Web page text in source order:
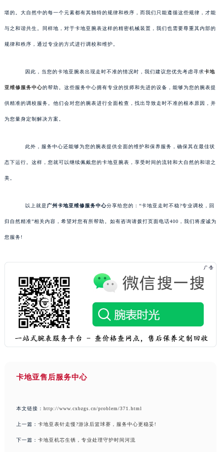
堪的。大自然中的每一个元素都有其独特的规律和秩序，而我们只能遵循这些规律，才能
与之和谐共生。同样地，对于卡地亚腕表这样的精密机械装置，我们也需要尊重其内部的
规律和秩序，通过专业的方式进行调校和维护。
因此，当您的卡地亚腕表出现走时不准的情况时，我们建议您优先考虑寻求卡地
亚维修服务中心的帮助。这些服务中心拥有专业的技师和先进的设备，能够为您的腕表提
供精准的调校服务。他们会对您的腕表进行全面检查，找出导致走时不准的根本原因，并
为您量身定制解决方案。
此外，服务中心还能够为您的腕表提供全面的维护和保养服务，确保其在最佳状
态下运行。这样，您就可以继续佩戴您的卡地亚腕表，享受时间的流转和大自然的和谐之
美。
以上就是 广州卡地亚维修服务中心分享给您的：“卡地亚走时不稳?专业调校，回
归自然精准”相关内容，希望对您有所帮助。如有咨询请拨打页面电话400，我们将虔诚为
您服务!
卡地亚售后服务中心
本文链接： http://www.cxbzgs.cn/problem/371.html
上一篇： 卡地亚表针走慢?游泳后篮球赛，服务中心更稳妥!
下一篇： 卡地亚机芯生锈，专业处理守护时间河流